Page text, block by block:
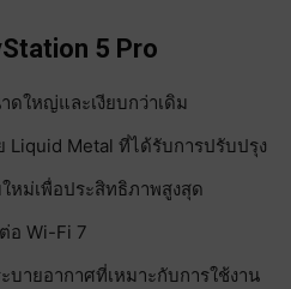
5 Pro
ใหญ่และเงียบกว่าเดิม
Liquid Metal ที่ได้รับการปรับปรุง
หม่เพื่อประสิทธิภาพสูงสุด
อ Wi-Fi 7
บายอากาศที่เหมาะกับการใช้งาน